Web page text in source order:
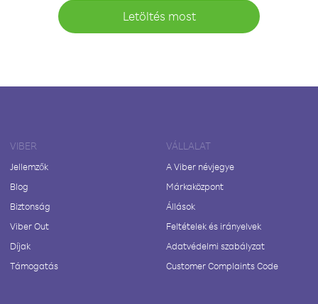
Letöltés most
VIBER
Jellemzők
Blog
Biztonság
Viber Out
Díjak
Támogatás
VÁLLALAT
A Viber névjegye
Márkaközpont
Állások
Feltételek és irányelvek
Adatvédelmi szabályzat
Customer Complaints Code